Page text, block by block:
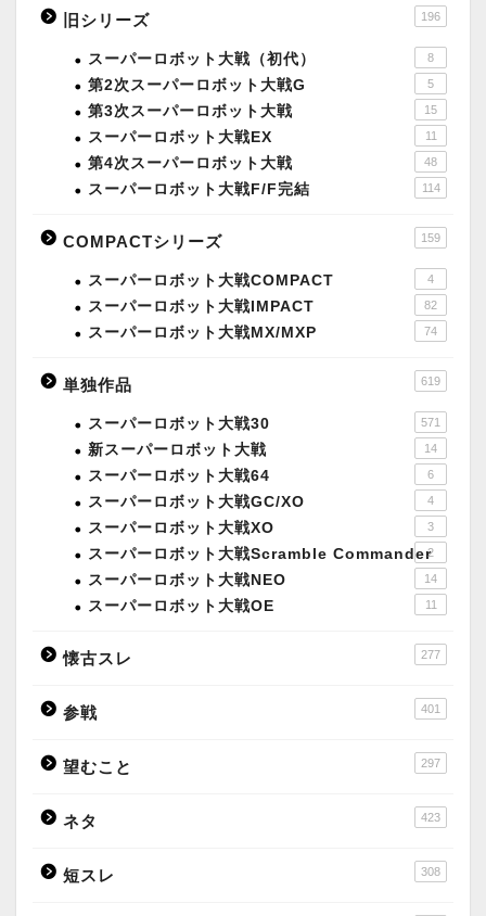
旧シリーズ 196
スーパーロボット大戦（初代） 8
第2次スーパーロボット大戦G 5
第3次スーパーロボット大戦 15
スーパーロボット大戦EX 11
第4次スーパーロボット大戦 48
スーパーロボット大戦F/F完結 114
COMPACTシリーズ 159
スーパーロボット大戦COMPACT 4
スーパーロボット大戦IMPACT 82
スーパーロボット大戦MX/MXP 74
単独作品 619
スーパーロボット大戦30 571
新スーパーロボット大戦 14
スーパーロボット大戦64 6
スーパーロボット大戦GC/XO 4
スーパーロボット大戦XO 3
スーパーロボット大戦Scramble Commander2
スーパーロボット大戦NEO 14
スーパーロボット大戦OE 11
懐古スレ 277
参戦 401
望むこと 297
ネタ 423
短スレ 308